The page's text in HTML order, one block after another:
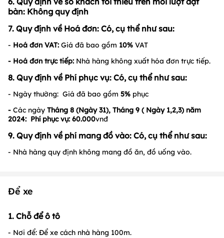
bàn: Không quy định
7. Quy định về Hoá đơn: Có, cụ thể như sau:
- Hoá đơn VAT: Giá đã bao gồm 10% VAT
- Hoá đơn trực tiếp: Nhà hàng không xuất hóa đơn trực tiếp.
8. Quy định về Phí phục vụ: Có, cụ thể như sau:
- Ngày thường: Giá đã bao gồm 5% phục
- Các ngày Tháng 8 (Ngày 31), Tháng 9 ( Ngày 1,2,3) năm
2024: Phí phục vụ: 60.000vnđ
9. Quy định về phí mang đồ vào: Có, cụ thể như sau:
- Nhà hàng quy định không mang đồ ăn, đồ uống vào.
Để xe
1. Chỗ để ô tô
- Nơi để: Để xe cách nhà hàng 100m.